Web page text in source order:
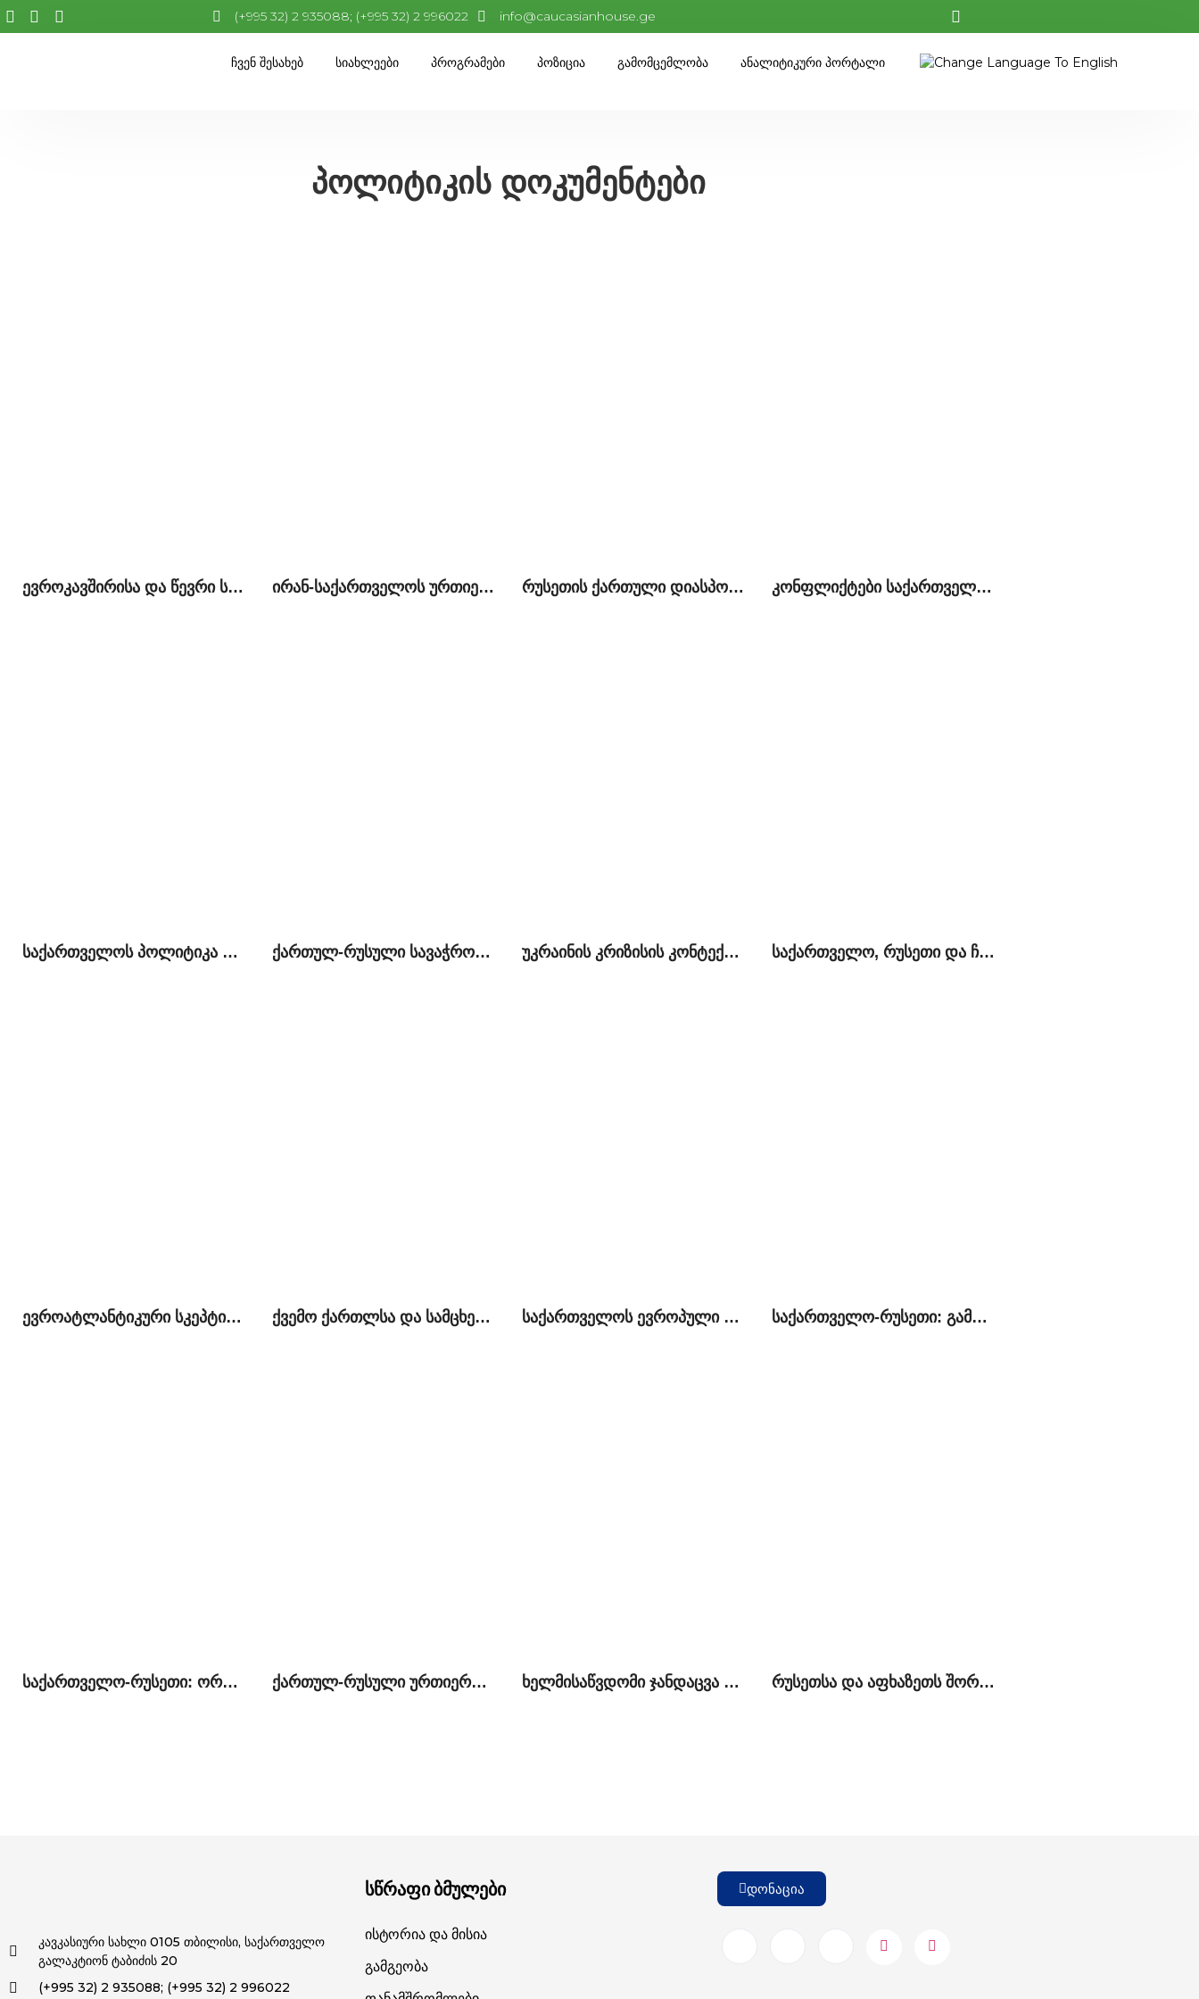
(+995 32) 2 935088; (+995 32) 2 996022 info@caucasianhouse.ge
Ჩვენ Შესახებ Სიახლეები Პროგრამები Პოზიცია Გამომცემლობა Ანალიტიკური Პორტალი
პოლიტიკის დოკუმენტები
ევროკავშირისა და წევრი სახელმწიფოების საგარეო დახმარება საქართველოში: პრიორიტეტული სფეროები და მიზნები ირან-საქართველოს ურთიერთობები და ახალი გამოწვევები ბირთვული შეთანხმების შემდეგ რუსეთის ქართული დიასპორა და ქართულ-რუსული ურთიერთობები კონფლიქტები საქართველოში: მიმდინარე ეტაპის თავისებურებები და ამოცანები
საქართველოს პოლიტიკა ჩრდილოეთ კავკასიის მიმართ 2008-2012 წლებში და მას შემდეგ: შედარებითი ანალიზი ქართულ-რუსული სავაჭრო-ეკონომიკური ურთიერთობები საქართელოს DCFTA-სთან მიერთებისა და ევრაზიული კავშირის შექმნის ფონზე უკრაინის კრიზისის კონტექსტუალიზაცია ქართულ პოლიტიკაში საქართველო, რუსეთი და ჩრდილოეთ კავკასია: ოპტიმალური პოლიტიკის ძიებაში
ევროატლანტიკური სკეპტიციზმი ქართულ საზოგადოებრივ-პოლიტიკურ სივრცეში ქვემო ქართლსა და სამცხე-ჯავახეთში არსებული პრობლემები და ადგილობრივი მოსახლეობის საგარეო პოლიტიკური პრეფერენციები საქართველოს ევროპული ინტეგრაციის დღის წესრიგი და რუსეთთან ურთიერთობების ნორმალიზაციის პროცესი საქართველო-რუსეთი: გამყოფ ხაზზე მიმდინარე მოვლენების პოლიტიკური, სამართლებრივი და ჰუმანიტარული განზომილება
საქართველო-რუსეთი: ორი პერსპექტივა პოლიტიკურ, უსაფრთხოების და ეკონომიკურ საკითხებზე ქართულ-რუსული ურთიერთობები: ძველი სირთულეები და ახალი შესაძლებლობები ხელმისაწვდომი ჯანდაცვა საქართველოს ოკუპირებულ ტერიტორიაზე მცხოვრები მოსახლეობისათვის: მიღწევები და გამოწვევები რუსეთსა და აფხაზეთს შორის გაფორმებული „მოკავშირეობის და სტრატეგიული პარტნიორობის შესახებ“ ხელშეკრულების კონტექსტუალური ანალიზი
კავკასიური სახლი 0105 თბილისი, საქართველო
გალაკტიონ ტაბიძის 20
(+995 32) 2 935088; (+995 32) 2 996022
სწრაფი ბმულები
Ისტორია Და Მისია
Გამგეობა
დონაცია